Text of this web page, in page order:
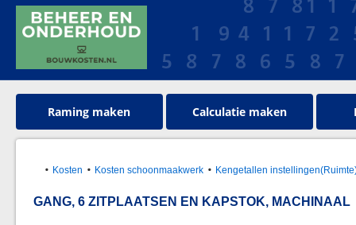
Raming maken Calculatie maken
Kosten Kosten schoonmaakwerk Kengetallen
GANG, 6 ZITPLAATSEN EN KAPSTOK, MACHINAAL